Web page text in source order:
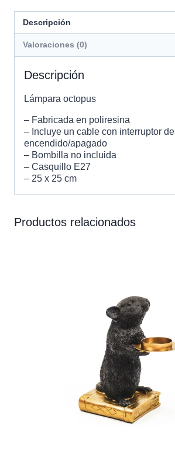
Descripción
Valoraciones (0)
Descripción
Lámpara octopus
– Fabricada en poliresina
– Incluye un cable con interruptor de
encendido/apagado
– Bombilla no incluida
– Casquillo E27
– 25 x 25 cm
Productos relacionados